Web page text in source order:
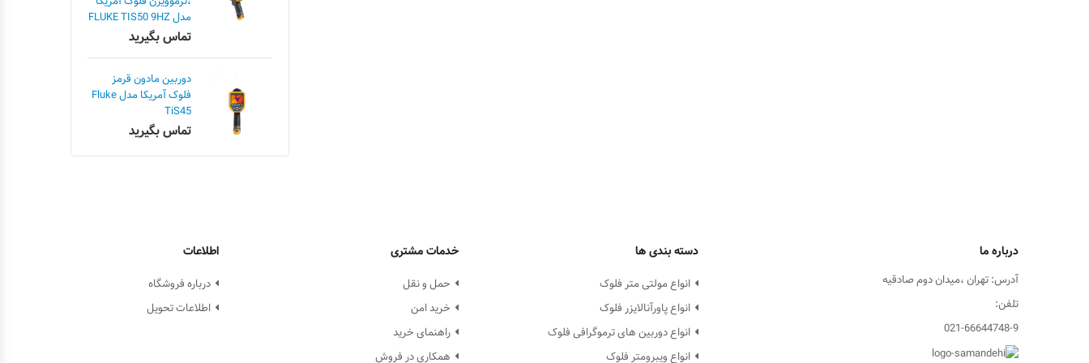
مدل FLUKE TIS50 9HZ
تماس بگیرید
دوربین مادون قرمز
فلوک آمریکا مدل Fluke
TiS45
تماس بگیرید
درباره ما
آدرس: تهران ،میدان دوم صادقیه
تلفن:
021-66644748-9
دسته بندی ها
انواع مولتی متر فلوک
انواع پاورآنالایزر فلوک
انواع دوربین های ترموگرافی فلوک
انواع ویبرومتر فلوک
خدمات مشتری
حمل و نقل
خرید امن
راهنمای خرید
همکاری در فروش
اطلاعات
درباره فروشگاه
اطلاعات تحویل